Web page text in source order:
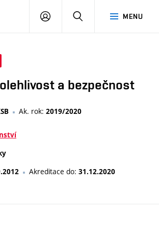
MENU
PŘIHLÁSIT
a bezpečnost
Ak. rok: 2019/2020
Akreditace do: 31.12.2020